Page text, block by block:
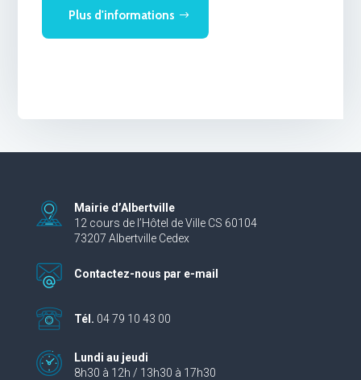
Plus d'informations
Mairie d’Albertville
12 cours de l’Hôtel de Ville CS 60104
73207 Albertville Cedex
Contactez-nous par e-mail
Tél. 04 79 10 43 00
Lundi au jeudi
8h30 à 12h / 13h30 à 17h30